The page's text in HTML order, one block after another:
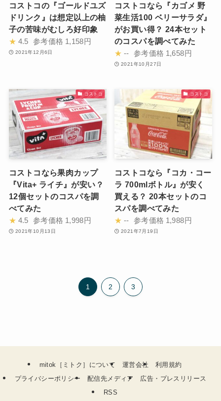
コストコの『ゴールドユズ
ドリンク』は想定以上の柚
子の苦味がむしろ好印象
★ 4.5 参考価格 1,158円
2021年12月6日
コストコなら『カゴメ 野
菜生活100 ベリーサラダ』
がお買い得？ 24本セット
のコスパを調べてみた
★ -- 参考価格 1,658円
2021年10月27日
コストコ
コストコなら果肉カップ
『Vita+ ライチ』が安い？
12個セットのコスパを調
べてみた
★ 4.5 参考価格 1,998円
2021年10月13日
コストコ
コストコなら『コカ・コー
ラ 700mlボトル』が安く
買える？ 20本セットのコ
スパを調べてみた
★ -- 参考価格 1,988円
2021年7月19日
1 2 3
mitok［ミトク］について 運営会社
利用規約
プライバシーポリシー
配信先メディア
広告・プレスリリース
RSS